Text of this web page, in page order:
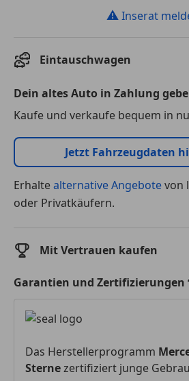
⚠ Inserat
Eintauschwagen
Dein altes Auto in Zahlung
Kaufe und verkaufe bequem in
Jetzt Fahrzeugdaten
Erhaltealternative Angebotevon
oder Privatkäufern.
Mit Vertrauen kaufen
Garantien und Zertifizierungen
Das Herstellerprogramm
Sternezertifiziert junge